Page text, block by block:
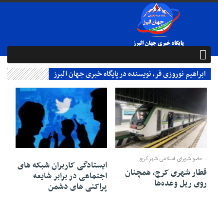
ابراهیم نوروزی فر, نویسنده در پایگاه خبری جهان البرز
29 جولای 2025
عضو شورای اسلامی شهر کرج
قطار شهری کرج، همچنان
روی ریل وعده‌ها
25 ژوئن 2025
ایستادگی کاربران شبکه های
اجتماعی در برابر شایعه
پراکنی های دشمن